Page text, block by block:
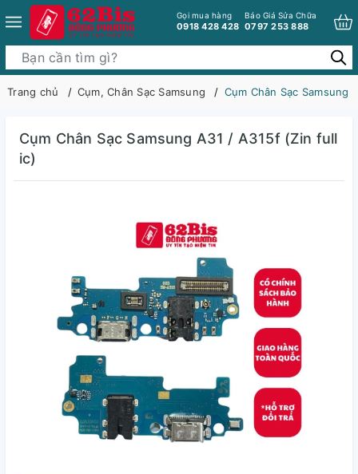
Gọi mua hàng
0918 428 428
Báo Giá Sửa Chữa
0797 253 888
Trang chủ Cụm, Chân Sạc Samsung Cụm Chân Sạc Samsung
Cụm Chân Sạc Samsung A31 / A315f (Zin full
ic)